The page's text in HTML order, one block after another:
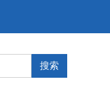
搜索